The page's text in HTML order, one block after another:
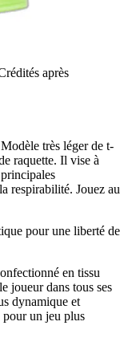
après
très léger de t-
raquette. Il vise à
respirabilité. Jouez au
pour une liberté de
en tissu
joueur dans tous ses
dynamique et
un jeu plus